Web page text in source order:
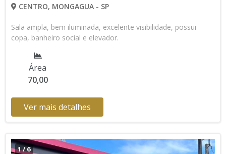
CENTRO, MONGAGUA - SP
Sala ampla, bem iluminada, excelente visibilidade, possui
copa, banheiro social e elevador.
Área
70,00
Ver mais detalhes
1/6